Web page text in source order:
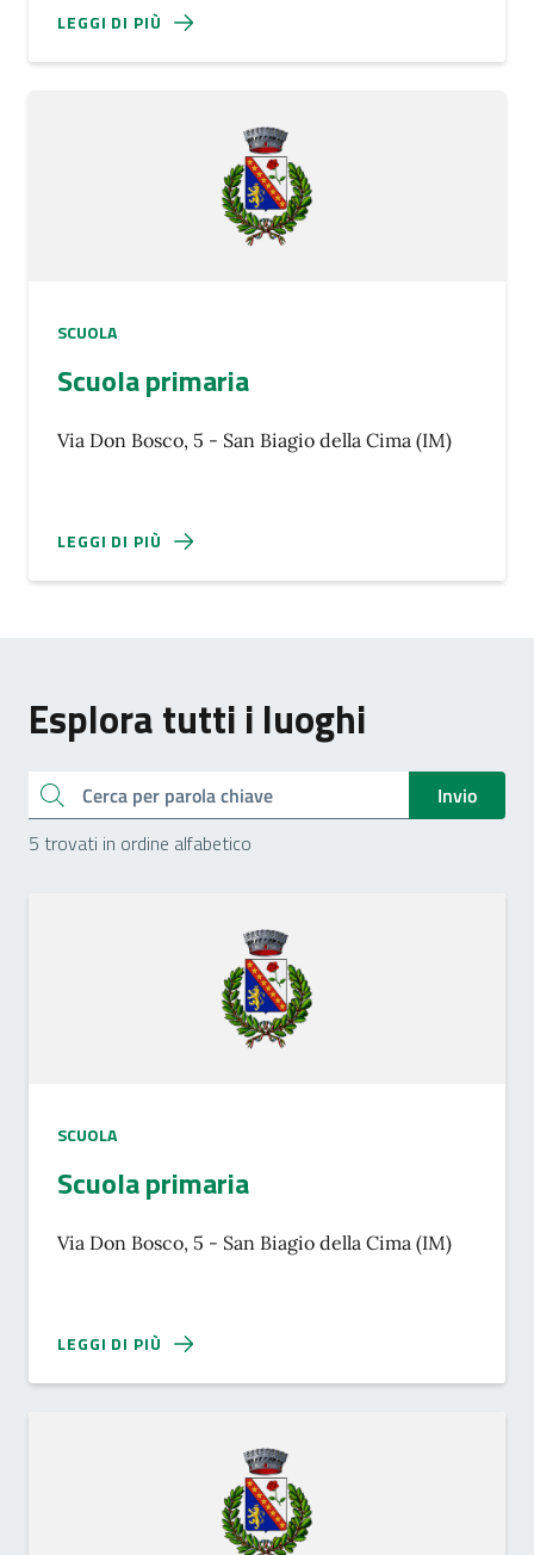
LEGGI DI PIÙ
SCUOLA
Scuola primaria
Via Don Bosco, 5 - San Biagio della Cima (IM)
LEGGI DI PIÙ
Esplora tutti i luoghi
Cerca
Invio
5 trovati in ordine alfabetico
SCUOLA
Scuola primaria
Via Don Bosco, 5 - San Biagio della Cima (IM)
LEGGI DI PIÙ